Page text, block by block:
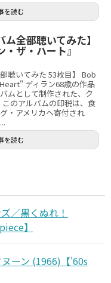
を読む
ム全部聴いてみた】
・ザ・ハート』
聴いてみた 53枚目】 Bob
ディラン68歳の作品
ムとして制作された、ク
のアルバムの印税は、食
・アメリカへ寄付され
を読む
／黒くぬれ！
】
ーン (1966)【'60s